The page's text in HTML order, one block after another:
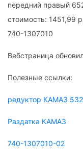
передний правый
стоимость: 1451,99
740-1307010
Вебстраница
Полезные ссылки:
редуктор КАМАЗ
Раздатка КАМАЗ
740-1307010-02